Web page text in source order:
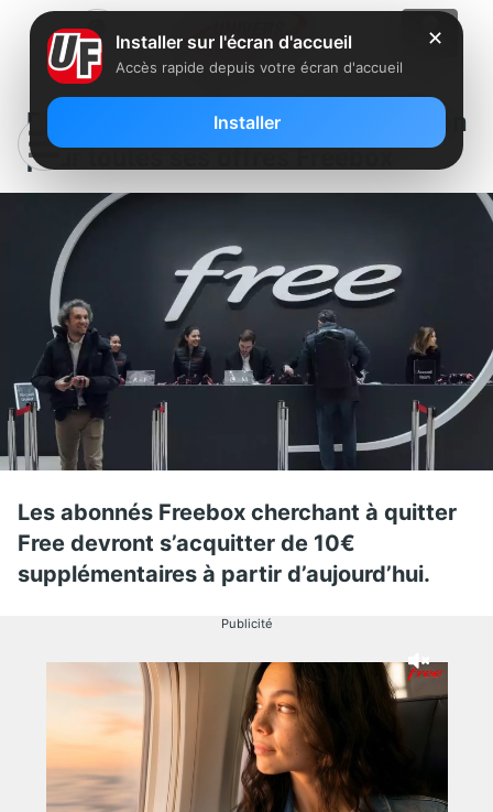
Free augmente les frais de résiliation
pour toutes ses offres Freebox
Les abonnés Freebox cherchant à quitter
Free devront s’acquitter de 10€
supplémentaires à partir d’aujourd’hui.
Publicité
✕
Installer sur l'écran d'accueil
Accès rapide depuis votre écran d'accueil
Installer